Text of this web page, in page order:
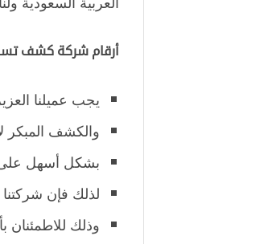
أرقام شركة كشف
يجب عميلنا
والكشف
بشكل أسهل
لذلك فإن شركتنا
وذلك للاطمئنان